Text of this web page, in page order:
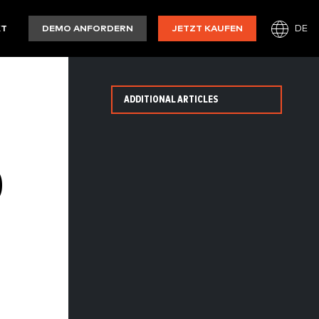
DEMO ANFORDERN JETZT KAUFEN DE
ADDITIONAL ARTICLES